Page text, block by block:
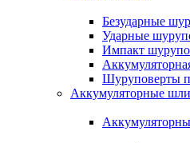
Безударные
Ударные
Импакт
Шуруповерты
Аккумуляторные